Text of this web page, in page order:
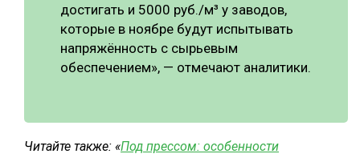
достигать и 5000 руб./м³ у заводов,
которые в ноябре будут испытывать
напряжённость с сырьевым
обеспечением», — отмечают аналитики.
Читайте также: «Под прессом: особенности